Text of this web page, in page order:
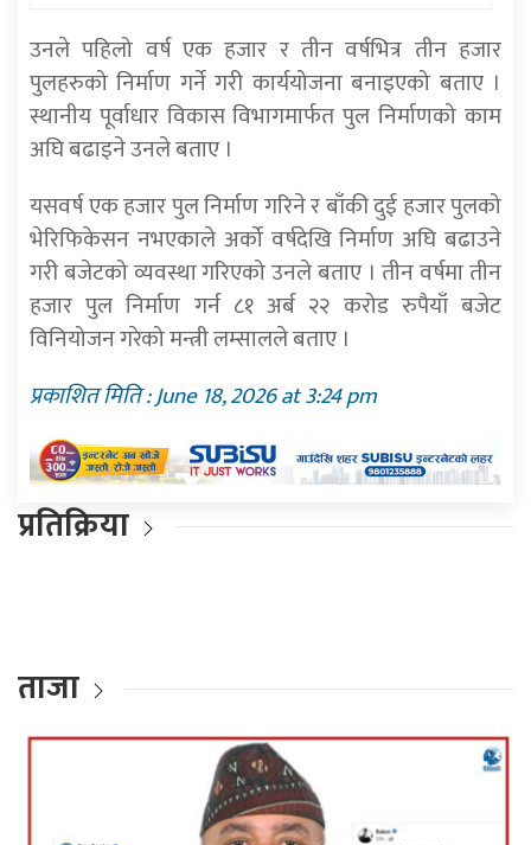
उनले पहिलो वर्ष एक हजार र तीन वर्षभित्र तीन हजार
पुलहरुको निर्माण गर्ने गरी कार्ययोजना बनाइएको बताए ।
स्थानीय पूर्वाधार विकास विभागमार्फत पुल निर्माणको काम
अघि बढाइने उनले बताए ।
यसवर्ष एक हजार पुल निर्माण गरिने र बाँकी दुई हजार पुलको
भेरिफिकेसन नभएकाले अर्को वर्षदेखि निर्माण अघि बढाउने
गरी बजेटको व्यवस्था गरिएको उनले बताए । तीन वर्षमा तीन
हजार पुल निर्माण गर्न ८१ अर्ब २२ करोड रुपैयाँ बजेट
विनियोजन गरेको मन्त्री लम्सालले बताए ।
प्रकाशित मिति : June 18, 2026 at 3:24 pm
प्रतिक्रिया
ताजा